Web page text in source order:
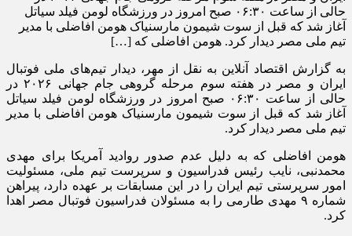
حالی از ساعت ۰۶:۳۰ صبح امروز در ورزشگاه لومن فیلد سیاتل
آغاز شد که قبل از سوت شیمون مارسنیاک هومن افاضلی با مدیر
تیم ملی مصر دیدار کرد. هومن افاضلی که […]
به گزارش اقتصاد آنلاین به نقل از مهر، دیدار تیم‌های ملی فوتبال
ایران و مصر در هفته سوم مرحله گروهی جام جهانی ۲۰۲۶ در
حالی از ساعت ۰۶:۳۰ صبح امروز در ورزشگاه لومن فیلد سیاتل
آغاز شد که قبل از سوت شیمون مارسنیاک هومن افاضلی با مدیر
تیم ملی مصر دیدار کرد.
هومن افاضلی که به دلیل عدم صدور روادید آمریکا برای مهدی
محمدنبی، نایب رئیس فدراسیون و سرپرست تیم ملی، مسئولیت
امور سرپرستی تیم ایران را در این مسابقات بر عهده دارد، پیراهن
شماره ۹ مهدی طارمی را به مسئولان فدراسیون فوتبال مصر اهدا
کرد.